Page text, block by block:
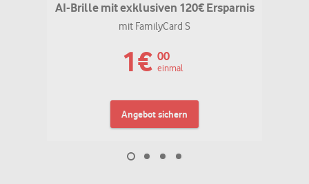
AI-Brille mit exklusiven 120€ Ersparnis
mit FamilyCard S
1€ 00
einmal
Angebot sichern